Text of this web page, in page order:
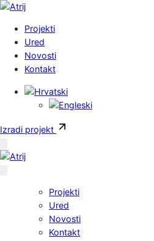
Skoči do sadržaja
Projekti
Ured
Novosti
Kontakt
Izradi projekt
Projekti
Ured
Novosti
Kontakt